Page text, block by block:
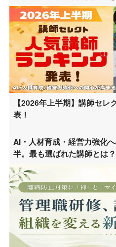
【2026年上半期】講師セ
表！
AI・人材育成・経営力強化
半。最も選ばれた講師とは？